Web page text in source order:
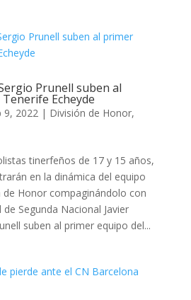
Prunell suben al
Echeyde
9, 2022| División de Honor,
tinerfeños de 17 y 15 años,
en la dinámica del equipo
Honor compaginándolo con
Segunda Nacional Javier
suben al primer equipo del...